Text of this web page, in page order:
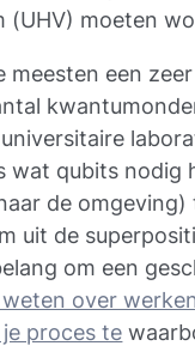
(UHV) moeten
meesten een
wat qubits nodig
de
uit de
om een
over
proces te